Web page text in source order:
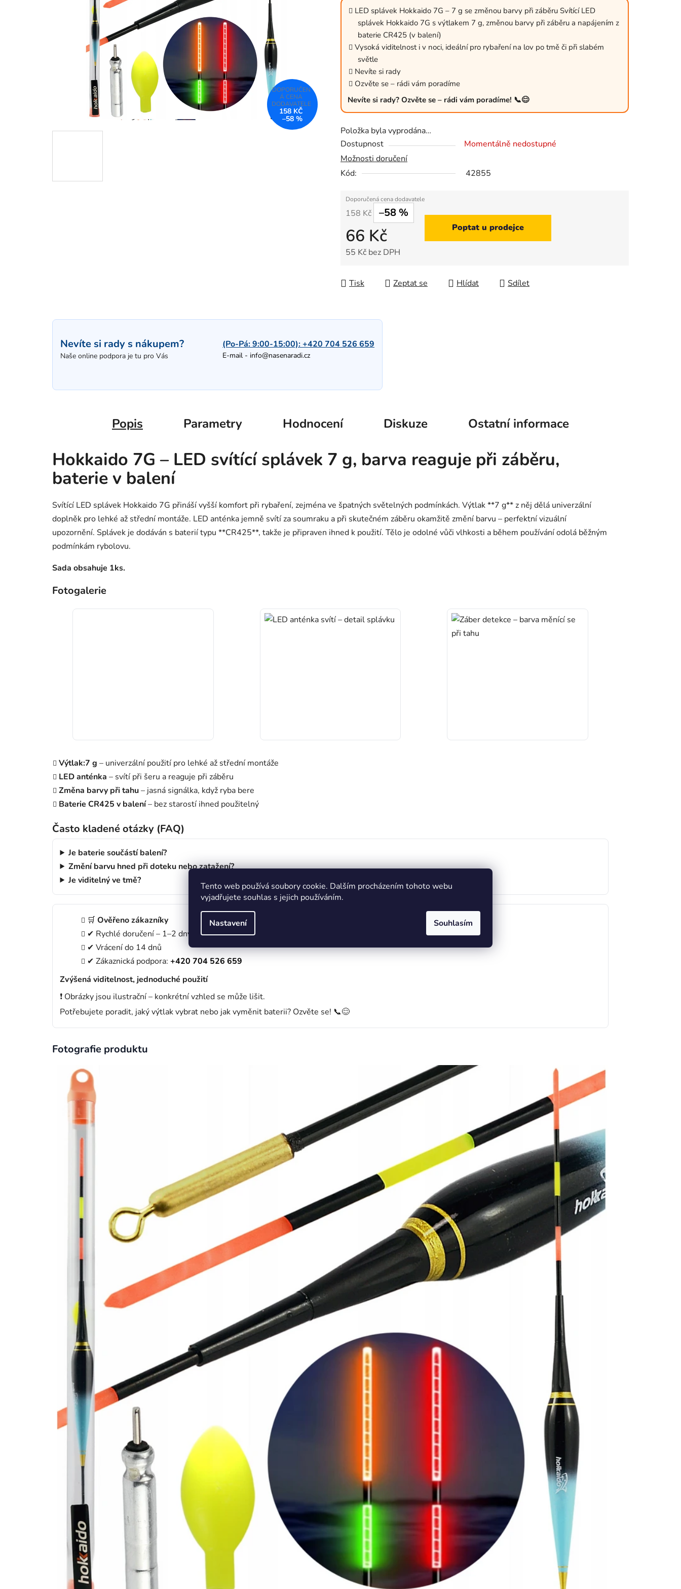
Tento web používá soubory cookie. Dalším procházením tohoto webu
vyjadřujete souhlas s jejich používáním.
Nastavení Souhlasím
je
hvězdiček.
LED splávek Hokkaido 7G – 7 g se změnou barvy při záběru Svítící LED
splávek Hokkaido 7G s výtlakem 7 g, změnou barvy při záběru a napájením z
baterie CR425 (v balení)
Vysoká viditelnost i v noci, ideální pro rybaření na lov po tmě či při slabém
světle
Nevíte si rady
Ozvěte se – rádi vám poradíme
Nevíte si rady? Ozvěte se – rádi vám poradíme! 📞😊
Položka byla vyprodána…
Dostupnost
Momentálně nedostupné
Možnosti doručení
Kód:
42855
158 Kč –58 %
66 Kč
55 Kč bez DPH
Poptat u prodejce
Tisk Zeptat se Hlídat Sdílet
158 KČ
–58 %
Nevíte si rady s nákupem?
Naše online podpora je tu pro Vás
(Po-Pá: 9:00-15:00):+420 704 526 659
E-mail - info@nasenaradi.cz
Popis Parametry Hodnocení Diskuze Ostatní informace
Hokkaido 7G – LED svítící splávek 7 g, barva reaguje při záběru,
baterie v balení
Svítící LED splávek Hokkaido 7G přináší vyšší komfort při rybaření, zejména ve špatných světelných podmínkách. Výtlak **7 g** z něj dělá univerzální
doplněk pro lehké až střední montáže. LED anténka jemně svítí za soumraku a při skutečném záběru okamžitě změní barvu – perfektní vizuální
upozornění. Splávek je dodáván s baterií typu **CR425**, takže je připraven ihned k použití. Tělo je odolné vůči vlhkosti a během používání odolá běžným
podmínkám rybolovu.
Sada obsahuje 1ks.
Fotogalerie
Výtlak:7 g – univerzální použití pro lehké až střední montáže
LED anténka – svítí při šeru a reaguje při záběru
Změna barvy při tahu– jasná signálka, když ryba bere
Baterie CR425 v balení– bez starostí ihned použitelný
Často kladené otázky (FAQ)
Je baterie součástí balení?
Změní barvu hned při doteku nebo zatažení?
Je viditelný ve tmě?
🛒 Ověřeno zákazníky
✔ Rychlé doručení – 1–2 dny
✔ Vrácení do 14 dnů
✔ Zákaznická podpora: +420 704 526 659
Zvýšená viditelnost, jednoduché použití
❗ Obrázky jsou ilustrační – konkrétní vzhled se může lišit.
Potřebujete poradit, jaký výtlak vybrat nebo jak vyměnit baterii? Ozvěte se! 📞😊
Fotografie produktu